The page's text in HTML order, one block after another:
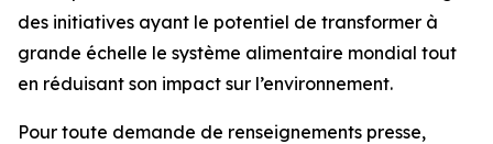
des initiatives ayant le potentiel de transformer à
grande échelle le système alimentaire mondial tout
en réduisant son impact sur l’environnement.
Pour toute demande de renseignements presse,